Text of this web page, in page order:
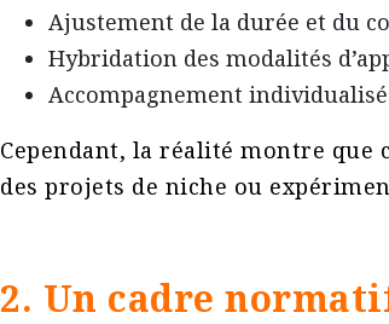
Ajustement de la durée et du
Hybridation des modalités
Accompagnement individualisé
Cependant, la réalité montre
des projets de niche ou
2. Un cadre